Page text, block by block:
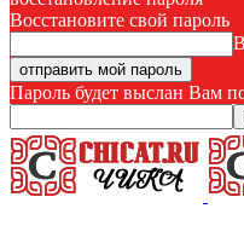
Восстановите свой пароль
Пароль будет выслан Вам